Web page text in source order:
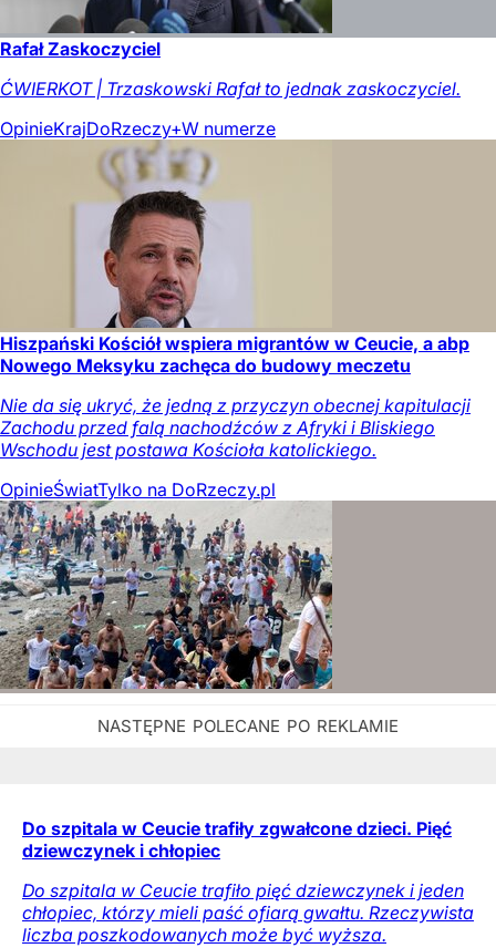
Rafał Zaskoczyciel
ĆWIERKOT | Trzaskowski Rafał to jednak zaskoczyciel.
OpinieKrajDoRzeczy+W numerze
Hiszpański Kościół wspiera migrantów w Ceucie, a abp
Nowego Meksyku zachęca do budowy meczetu
Nie da się ukryć, że jedną z przyczyn obecnej kapitulacji
Zachodu przed falą nachodźców z Afryki i Bliskiego
Wschodu jest postawa Kościoła katolickiego.
OpinieŚwiatTylko na DoRzeczy.pl
Do szpitala w Ceucie trafiły zgwałcone dzieci. Pięć
dziewczynek i chłopiec
Do szpitala w Ceucie trafiło pięć dziewczynek i jeden
chłopiec, którzy mieli paść ofiarą gwałtu. Rzeczywista
liczba poszkodowanych może być wyższa.